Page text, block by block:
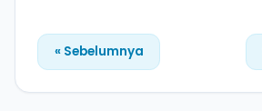
« Sebelumnya